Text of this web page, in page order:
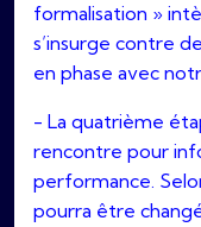
formalisation »
s’insurge contre
en phase avec
- La quatrième
rencontre pour
performance.
pourra être